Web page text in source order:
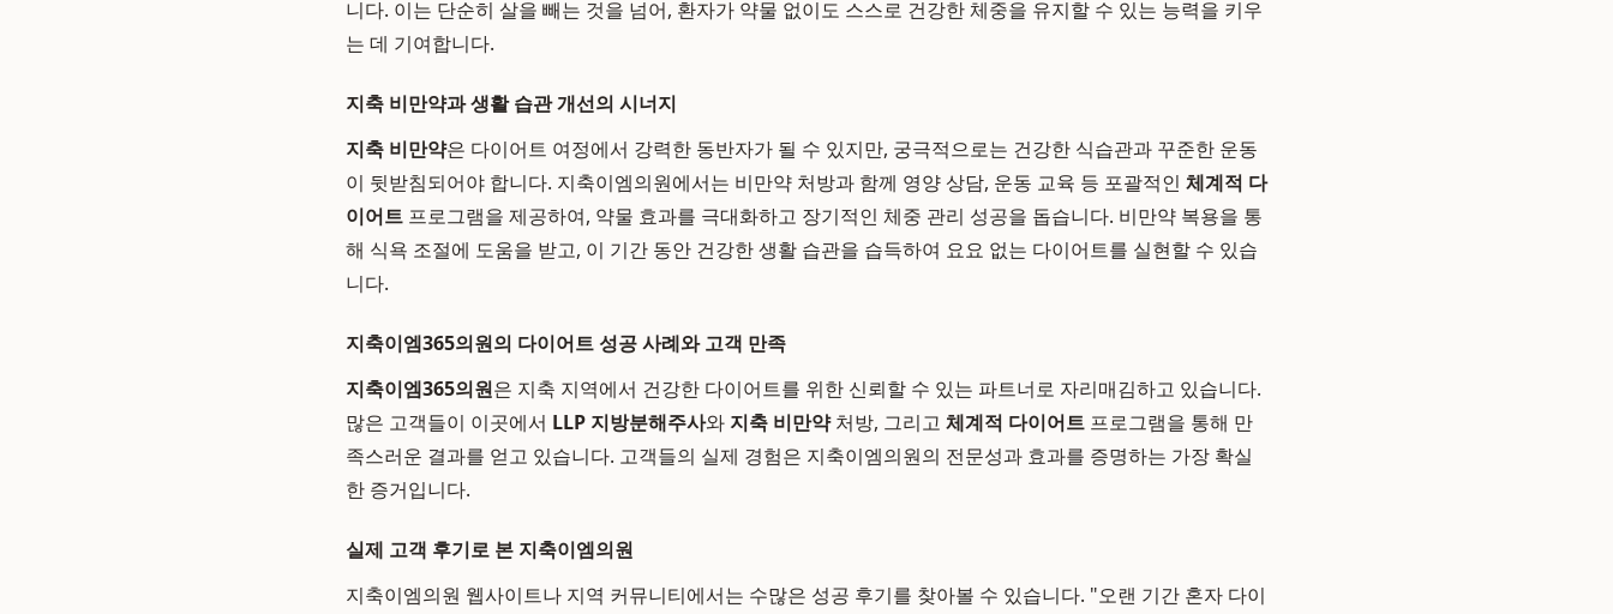
니다. 이는 단순히 살을 빼는 것을 넘어, 환자가 약물 없이도 스스로 건강한 체중을 유지할 수 있는 능력을 키우
는 데 기여합니다.
지축 비만약과 생활 습관 개선의 시너지
지축 비만약은 다이어트 여정에서 강력한 동반자가 될 수 있지만, 궁극적으로는 건강한 식습관과 꾸준한 운동
이 뒷받침되어야 합니다. 지축이엠의원에서는 비만약 처방과 함께 영양 상담, 운동 교육 등 포괄적인 체계적 다
이어트 프로그램을 제공하여, 약물 효과를 극대화하고 장기적인 체중 관리 성공을 돕습니다. 비만약 복용을 통
해 식욕 조절에 도움을 받고, 이 기간 동안 건강한 생활 습관을 습득하여 요요 없는 다이어트를 실현할 수 있습
니다.
지축이엠365의원의 다이어트 성공 사례와 고객 만족
지축이엠365의원은 지축 지역에서 건강한 다이어트를 위한 신뢰할 수 있는 파트너로 자리매김하고 있습니다.
많은 고객들이 이곳에서 LLP 지방분해주사와 지축 비만약처방, 그리고 체계적 다이어트 프로그램을 통해 만
족스러운 결과를 얻고 있습니다. 고객들의 실제 경험은 지축이엠의원의 전문성과 효과를 증명하는 가장 확실
한 증거입니다.
실제 고객 후기로 본 지축이엠의원
지축이엠의원 웹사이트나 지역 커뮤니티에서는 수많은 성공 후기를 찾아볼 수 있습니다. "오랜 기간 혼자 다이